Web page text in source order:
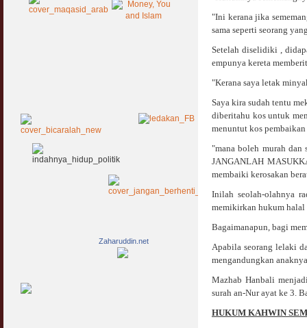
"Ini kerana jika
sama seperti seorang
Setelah diselidiki ,
empunya kereta
"Kerana saya letak
Saya kira sudah tentu
diberitahu kos untuk
menuntut kos
"mana boleh murah
JANGANLAH
membaiki kerosakan
Inilah seolah-olahnya
memikirkan hukum halal
Bagaimanapun, bagi
Apabila seorang lelaki
mengandungkan
Mazhab Hanbali
surah an-Nur ayat ke 3.
HUKUM KAHWIN
Zaharuddin.net